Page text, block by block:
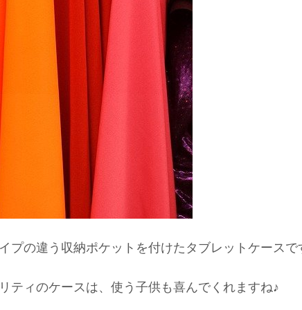
プの違う収納ポケットを付けたタブレットケースで
ティのケースは、使う子供も喜んでくれますね♪